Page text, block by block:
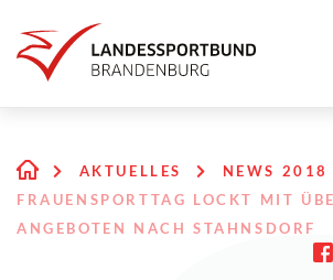
AKTUELLES
NEWS 2018
FRAUENSPORTTAG LOCKT MIT
ANGEBOTEN NACH STAHNSDORF